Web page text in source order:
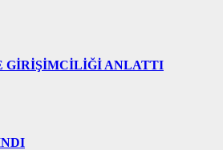
GİRİŞİMCİLİĞİ ANLATTI